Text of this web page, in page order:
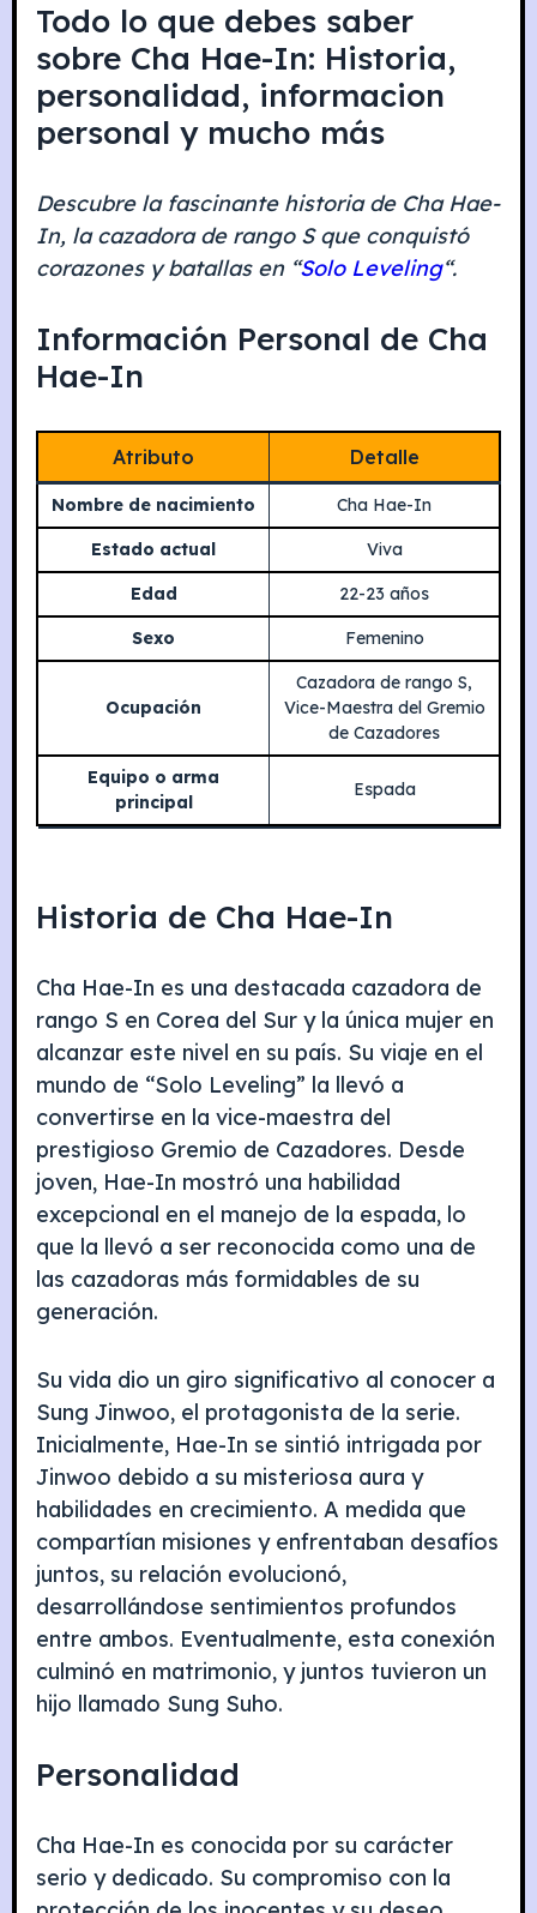
Todo lo que debes saber
sobre Cha Hae-In: Historia,
personalidad, informacion
personal y mucho más
Descubre la fascinante historia de Cha Hae-
In, la cazadora de rango S que conquistó
corazones y batallas en “Solo Leveling“.
Información Personal de Cha
Hae-In
Atributo Detalle
Nombre de nacimiento Cha Hae-In
Estado actual Viva
Edad 22-23 años
Sexo Femenino
Ocupación
Cazadora de rango S,
Vice-Maestra del Gremio
de Cazadores
Equipo o arma
principal
Espada
Historia de Cha Hae-In
Cha Hae-In es una destacada cazadora de
rango S en Corea del Sur y la única mujer en
alcanzar este nivel en su país. Su viaje en el
mundo de “Solo Leveling” la llevó a
convertirse en la vice-maestra del
prestigioso Gremio de Cazadores. Desde
joven, Hae-In mostró una habilidad
excepcional en el manejo de la espada, lo
que la llevó a ser reconocida como una de
las cazadoras más formidables de su
generación.
Su vida dio un giro significativo al conocer a
Sung Jinwoo, el protagonista de la serie.
Inicialmente, Hae-In se sintió intrigada por
Jinwoo debido a su misteriosa aura y
habilidades en crecimiento. A medida que
compartían misiones y enfrentaban desafíos
juntos, su relación evolucionó,
desarrollándose sentimientos profundos
entre ambos. Eventualmente, esta conexión
culminó en matrimonio, y juntos tuvieron un
hijo llamado Sung Suho.
Personalidad
Cha Hae-In es conocida por su carácter
serio y dedicado. Su compromiso con la